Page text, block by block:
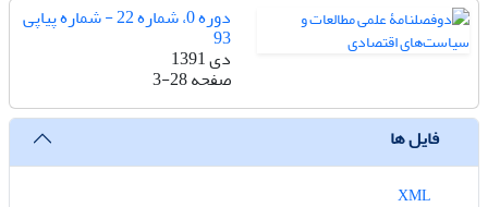
دوره 0، شماره 22 - شماره پیاپی
93
دی 1391
صفحه3-28
فایل ها